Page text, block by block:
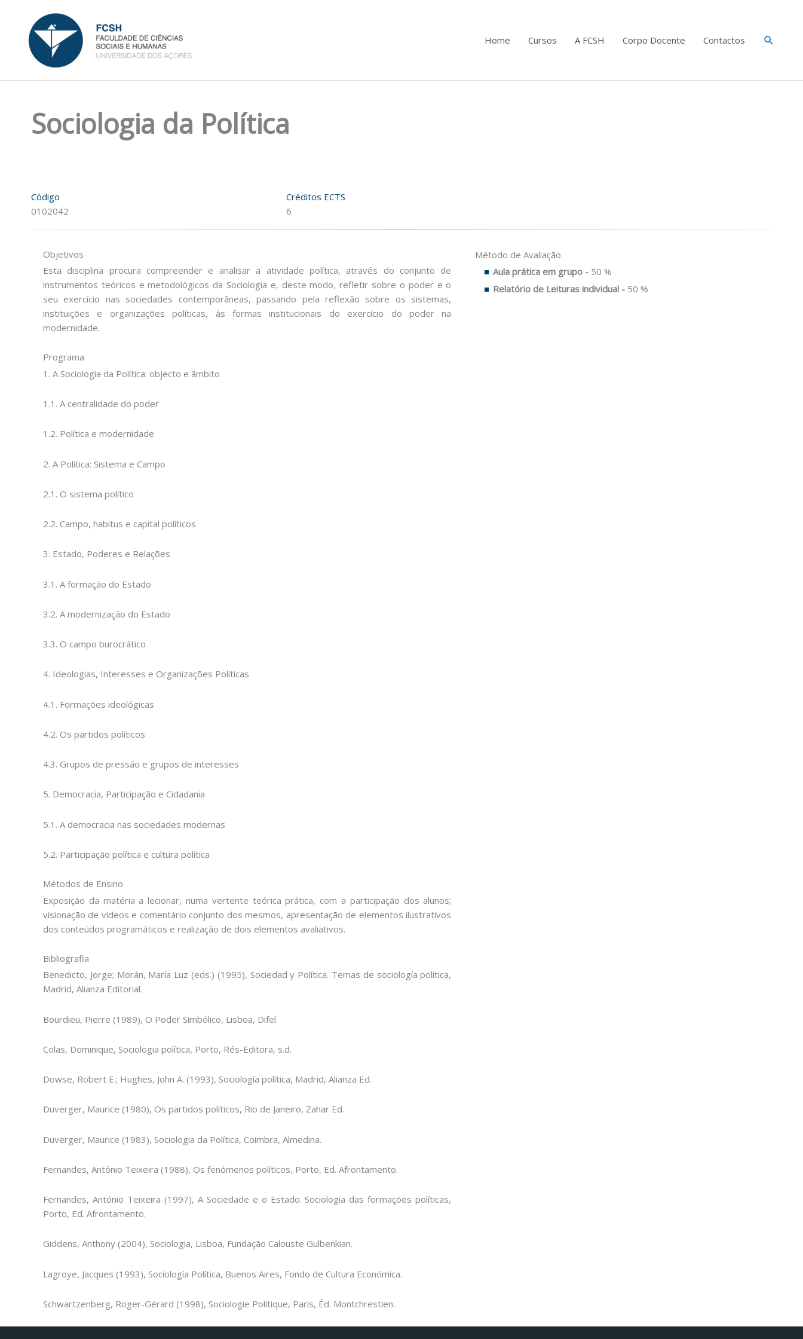
content
Home Cursos A FCSH Corpo Docente Contactos Search
Sociologia da Política
Código
0102042
Créditos ECTS
6
Objetivos
Esta disciplina procura compreender e analisar a atividade política, através do conjunto de
instrumentos teóricos e metodológicos da Sociologia e, deste modo, refletir sobre o poder e o
seu exercício nas sociedades contemporâneas, passando pela reflexão sobre os sistemas,
instituições e organizações políticas, às formas institucionais do exercício do poder na
modernidade.
Programa
1. A Sociologia da Política: objecto e âmbito
1.1. A centralidade do poder
1.2. Política e modernidade
2. A Política: Sistema e Campo
2.1. O sistema político
2.2. Campo, habitus e capital políticos
3. Estado, Poderes e Relações
3.1. A formação do Estado
3.2. A modernização do Estado
3.3. O campo burocrático
4. Ideologias, Interesses e Organizações Políticas
4.1. Formações ideológicas
4.2. Os partidos políticos
4.3. Grupos de pressão e grupos de interesses
5. Democracia, Participação e Cidadania
5.1. A democracia nas sociedades modernas
5.2. Participação política e cultura política
Métodos de Ensino
Exposição da matéria a lecionar, numa vertente teórica prática, com a participação dos alunos;
visionação de vídeos e comentário conjunto dos mesmos, apresentação de elementos ilustrativos
dos conteúdos programáticos e realização de dois elementos avaliativos.
Bibliografia
Benedicto, Jorge; Morán, María Luz (eds.) (1995), Sociedad y Política. Temas de sociología política,
Madrid, Alianza Editorial.
Bourdieu, Pierre (1989), O Poder Simbólico, Lisboa, Difel.
Colas, Dominique, Sociologia política, Porto, Rés-Editora, s.d.
Dowse, Robert E.; Hughes, John A. (1993), Sociología política, Madrid, Alianza Ed.
Duverger, Maurice (1980), Os partidos políticos, Rio de Janeiro, Zahar Ed.
Duverger, Maurice (1983), Sociologia da Política, Coimbra, Almedina.
Fernandes, António Teixeira (1988), Os fenómenos políticos, Porto, Ed. Afrontamento.
Fernandes, António Teixeira (1997), A Sociedade e o Estado. Sociologia das formações políticas,
Porto, Ed. Afrontamento.
Giddens, Anthony (2004), Sociologia, Lisboa, Fundação Calouste Gulbenkian.
Lagroye, Jacques (1993), Sociología Política, Buenos Aires, Fondo de Cultura Económica.
Schwartzenberg, Roger-Gérard (1998), Sociologie Politique, Paris, Éd. Montchrestien.
Método de Avaliação
Aula prática em grupo - 50 %
Relatório de Leituras individual - 50 %
Facebook
Instagram da FCTPortal da UAc